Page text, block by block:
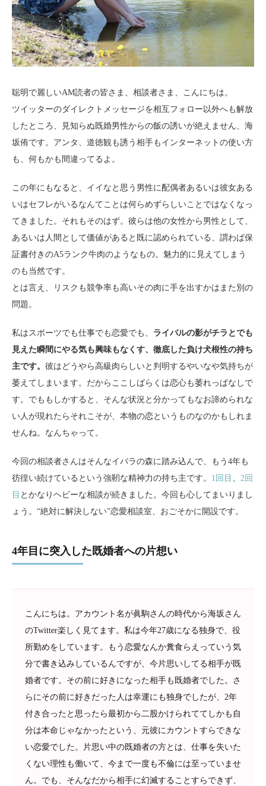
聡明で麗しいAM読者の皆さま、相談者さま、こんにちは。
ツイッターのダイレクトメッセージを相互フォロー以外へも解放
したところ、見知らぬ既婚男性からの飯の誘いが絶えません、海
坂侑です。アンタ、道徳観も誘う相手もインターネットの使い方
も、何もかも間違ってるよ。
この年にもなると、イイなと思う男性に配偶者あるいは彼女ある
いはセフレがいるなんてことは何らめずらしいことではなくなっ
てきました。それもそのはず。彼らは他の女性から男性として、
あるいは人間として価値があると既に認められている、謂わば保
証書付きのA5ランク牛肉のようなもの。魅力的に見えてしまう
のも当然です。
とは言え、リスクも競争率も高いその肉に手を出すかはまた別の
問題。
私はスポーツでも仕事でも恋愛でも、 ライバルの影がチラとでも
見えた瞬間にやる気も興味もなくす、徹底した負け犬根性の持ち
主です。 彼はどうやら高級肉らしいと判明するやいなや気持ちが
萎えてしまいます。だからここしばらくは恋心も萎れっぱなしで
す。でももしかすると、そんな状況と分かってもなお諦められな
い人が現れたらそれこそが、本物の恋というものなのかもしれま
せんね。なんちゃって。
今回の相談者さんはそんなイバラの森に踏み込んで、もう4年も
彷徨い続けているという強靭な精神力の持ち主です。 1回目
2回
目 とかなりヘビーな相談が続きました。今回も心してまいりまし
ょう。“絶対に解決しない”恋愛相談室、おごそかに開設です。
4年目に突入した既婚者への片想い
こんにちは。アカウント名が眞駒さんの時代から海坂さん
のTwitter楽しく見てます。私は今年27歳になる独身で、役
所勤めをしています。もう恋愛なんか糞食らえっていう気
分で書き込みしているんですが、今片思いしてる相手が既
婚者です。その前に好きになった相手も既婚者でした。さ
らにその前に好きだった人は幸運にも独身でしたが、2年
付き合ったと思ったら最初から二股かけられててしかも自
分は本命じゃなかったという、元彼にカウントすらできな
い恋愛でした。片思い中の既婚者の方とは、仕事を失いた
くない理性も働いて、今まで一度も不倫には至っていませ
ん。でも、そんなだから相手に幻滅することすらできず、